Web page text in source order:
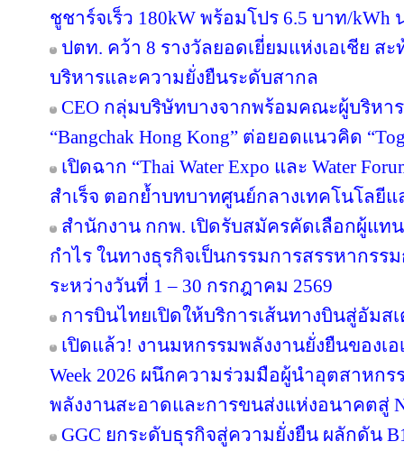
ชูชาร์จเร็ว 180kW พร้อมโปร 6.5 บาท/kWh
ปตท. คว้า 8 รางวัลยอดเยี่ยมแห่งเอเชีย
บริหารและความยั่งยืนระดับสากล
CEO กลุ่มบริษัทบางจากพร้อมคณะผู้บริหา
“Bangchak Hong Kong” ต่อยอดแนวคิด
เปิดฉาก “Thai Water Expo และ Water
สำเร็จ ตอกย้ำบทบาทศูนย์กลางเทคโนโล
สำนักงาน กกพ. เปิดรับสมัครคัดเลือกผู้แท
กำไร ในทางธุรกิจเป็นกรรมการสรรหากรร
ระหว่างวันที่ 1 – 30 กรกฎาคม 2569
การบินไทยเปิดให้บริการเส้นทางบินสู่อัมส
เปิดแล้ว! งานมหกรรมพลังงานยั่งยืนของเอเ
Week 2026 ผนึกความร่วมมือผู้นำอุตสาหก
พลังงานสะอาดและการขนส่งแห่งอนาคตสู่
GGC ยกระดับธุรกิจสู่ความยั่งยืน ผลักดัน